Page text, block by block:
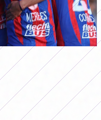
trepó a lo más alto del Apertura
ganó por la
que Racing venció
en Rosario.